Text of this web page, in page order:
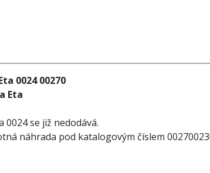
0024 00270
Eta
se již nedodává.
náhrada pod katalogovým číslem